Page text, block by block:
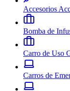
Accesorios
Bomba de
Carro de Uso
Carros de